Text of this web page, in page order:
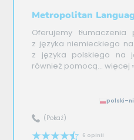
Metropolitan
Oferujemy tłumaczenia
z języka niemieckiego
z języka polskiego na
również pomocą... więcej »
(Pokaż)
6 opinii